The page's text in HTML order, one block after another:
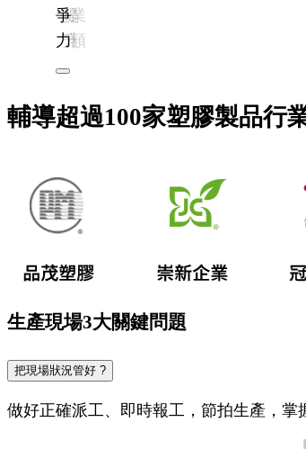
爭
力
提
升
業
額
輔導超過100家塑膠製品行
生產現場3大關鍵問題
把現場狀況管好 ?
做好正確派工、即時報工，節拍生產，掌